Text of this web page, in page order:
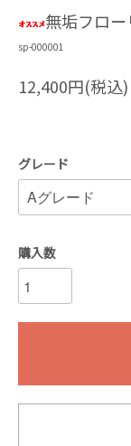
無垢フロ
sp-000001
12,400円(税込)
グレード
購入数